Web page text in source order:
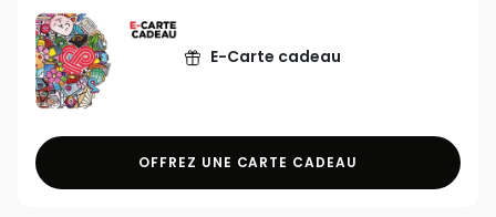
E-Carte cadeau
OFFREZ UNE CARTE CADEAU